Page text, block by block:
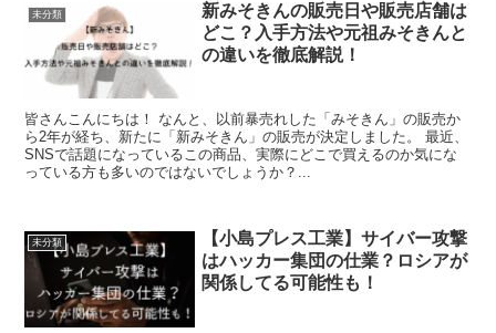
未分類
新みそきんの販売日や販売店舗は
どこ？入手方法や元祖みそきんと
の違いを徹底解説！
皆さんこんにちは！ なんと、以前暴売れした「みそきん」の販売か
ら2年が経ち、新たに「新みそきん」の販売が決定しました。 最近、
SNSで話題になっているこの商品、実際にどこで買えるのか気にな
っている方も多いのではないでしょうか？...
未分類
【小島プレス工業】サイバー攻撃
はハッカー集団の仕業？ロシアが
関係してる可能性も！